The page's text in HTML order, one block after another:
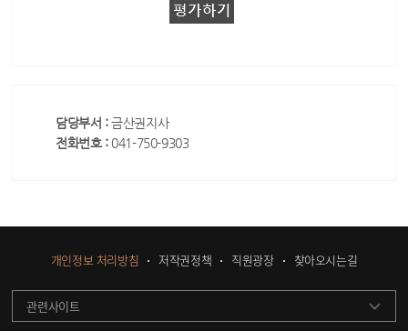
담당부서 :금산권지사
전화번호 : 041-750-9303
개인정보 처리방침 저작권정책 직원광장 찾아오시는길
관련사이트